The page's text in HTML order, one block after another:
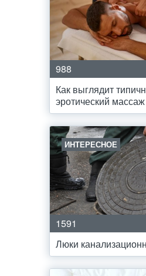
988
Как выглядит
эротический массаж
ИНТЕРЕСНОЕ
1591
Люки